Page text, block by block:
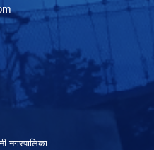
नगरपालिका